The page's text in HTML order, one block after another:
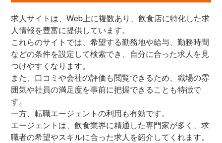
求人サイトは、Web上に複数あり、飲食店に特化した求
人情報を豊富に提供しています。
これらのサイトでは、希望する勤務地や給与、勤務時間
などの条件を設定して検索でき、自分に合った求人を見
つけやすくなります。
また、口コミや会社の評価も閲覧できるため、職場の雰
囲気や社員の満足度を事前に把握できることも特徴で
す。
一方、転職エージェントの利用も有効です。
エージェントは、飲食業界に精通した専門家が多く、求
職者の希望やスキルに合った求人を紹介してくれます。